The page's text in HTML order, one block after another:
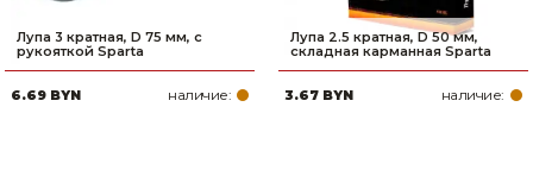
Лупа 3 кратная, D 75 мм, с
рукояткой Sparta
6.69 BYN наличие:
Лупа 2.5 кратная, D 50 мм,
складная карманная Sparta
3.67 BYN наличие: